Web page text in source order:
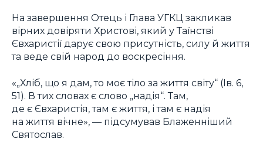
На завершення Отець і Глава УГКЦ закликав
вірних довіряти Христові, який у Таїнстві
Євхаристії дарує свою присутність, силу й життя
та веде свій народ до воскресіння.
«„Хліб, що я дам, то моє тіло за життя світу“ (Ів. 6,
51). В тих словах є слово „надія“. Там,
де є Євхаристія, там є життя, і там є надія
на життя вічне», — підсумував Блаженніший
Святослав.